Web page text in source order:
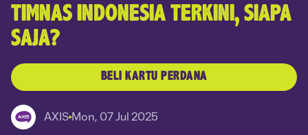
TIMNAS INDONESIA TERKINI, SIAPA
SAJA?
BELI KARTU PERDANA
AXIS Mon, 07 Jul 2025